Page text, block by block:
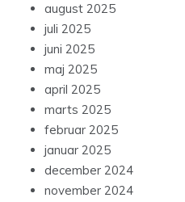
august 2025
juli 2025
juni 2025
maj 2025
april 2025
marts 2025
februar 2025
januar 2025
december 2024
november 2024